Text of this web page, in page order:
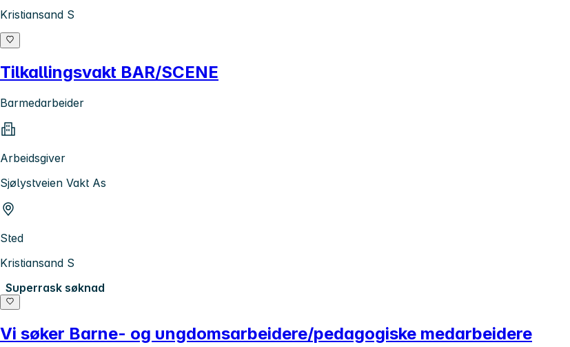
Kristiansand S
Tilkallingsvakt BAR/SCENE
Barmedarbeider
Arbeidsgiver
Sjølystveien Vakt As
Sted
Kristiansand S
Superrask søknad
Vi søker Barne- og ungdomsarbeidere/pedagogiske medarbeidere